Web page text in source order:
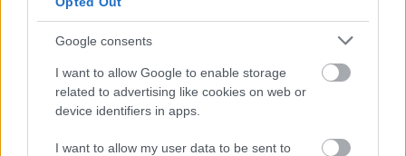
Google consents
I want to allow Google to enable storage
related to advertising like cookies on web or
device identifiers in apps.
I want to allow my user data to be sent to